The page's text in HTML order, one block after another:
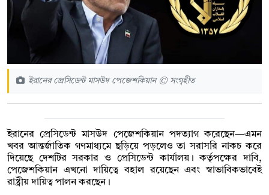
ইরানের প্রেসিডেন্ট মাসউদ পেজেশকিয়ান © সংগৃহীত
ইরানের প্রেসিডেন্ট মাসউদ পেজেশকিয়ান পদত্যাগ করেছেন—এমন
খবর আন্তর্জাতিক গণমাধ্যমে ছড়িয়ে পড়লেও তা সরাসরি নাকচ করে
দিয়েছে দেশটির সরকার ও প্রেসিডেন্ট কার্যালয়। কর্তৃপক্ষের দাবি,
পেজেশকিয়ান এখনো দায়িত্বে বহাল রয়েছেন এবং স্বাভাবিকভাবেই
রাষ্ট্রীয় দায়িত্ব পালন করছেন।